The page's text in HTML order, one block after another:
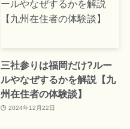
三社参りは福岡だけ?ルー
ルやなぜするかを解説【九
州在住者の体験談】
2024年12月22日